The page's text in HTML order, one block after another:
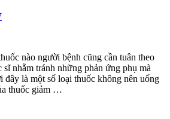
nào người bệnh cũng cần tuân theo
nhằm tránh những phản ứng phụ mà
đây là một số loại thuốc không nên uống
thuốc giảm …